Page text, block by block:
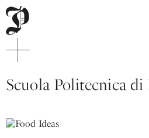
Menu
di
Contenuto
Pitis
Associati
Scuola Politecnica di